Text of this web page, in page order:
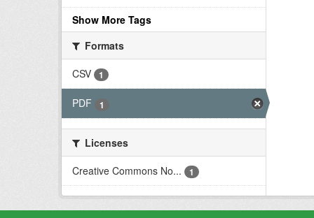
Show More Tags
Formats
CSV
1
PDF 1
Licenses
Creative Commons No...
1